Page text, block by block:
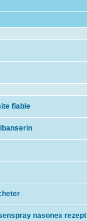
fiable
nasonex rezept